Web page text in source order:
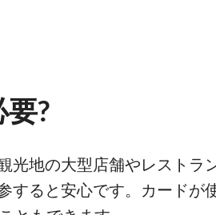
?
光地の大型店舗やレストラ
ると安心です。カードが